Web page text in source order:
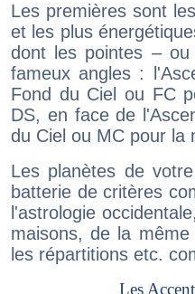
Les premières sont
et les plus
dont les pointes –
fameux angles :
Fond du Ciel ou FC
DS, en face de
du Ciel ou MC pour la
Les planètes de
batterie de critères
l'astrologie
maisons, de la
les répartitions etc.